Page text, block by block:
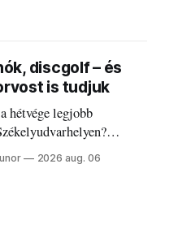
discgolf – és
is tudjuk
hétvége legjobb
őket – sőt, ha baj van a
ügyeletet is!
2026 aug. 06